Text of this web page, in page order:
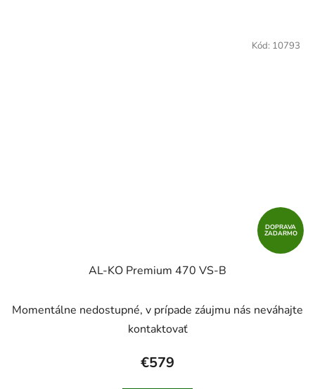
DOPRAVA
ZADARMO
AL-KO Premium 470 VS-B
Momentálne nedostupné, v prípade záujmu nás neváhajte
kontaktovať
€579
Kód: 10793